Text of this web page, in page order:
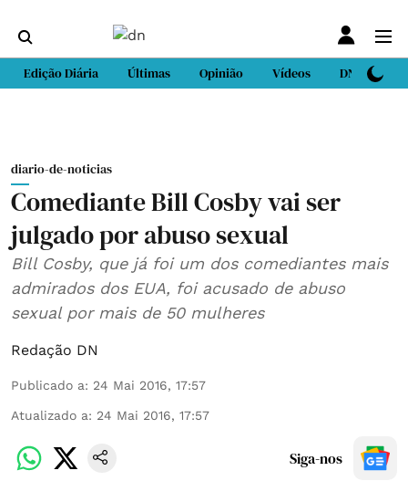
Edição Diária Últimas Opinião Vídeos DN Sport
diario-de-noticias
Comediante Bill Cosby vai ser
julgado por abuso sexual
Bill Cosby, que já foi um dos comediantes mais
admirados dos EUA, foi acusado de abuso
sexual por mais de 50 mulheres
Redação DN
Publicado a: 24 Mai 2016, 17:57
Atualizado a: 24 Mai 2016, 17:57
Siga-nos